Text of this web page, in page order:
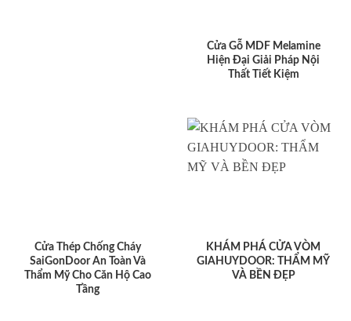
Cửa Gỗ MDF Melamine
Hiện Đại Giải Pháp Nội
Thất Tiết Kiệm
Cửa Thép Chống Cháy
SaiGonDoor An Toàn Và
Thẩm Mỹ Cho Căn Hộ Cao
Tầng
KHÁM PHÁ CỬA VÒM
GIAHUYDOOR: THẨM MỸ
VÀ BỀN ĐẸP